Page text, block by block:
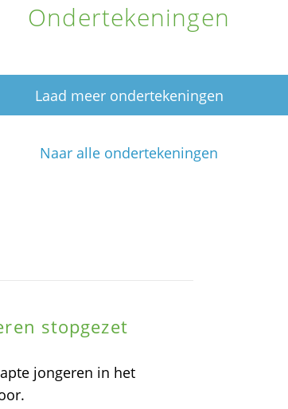
Ondertekeningen
Laad meer ondertekeningen
Naar alle ondertekeningen
stopgezet
jongeren in het